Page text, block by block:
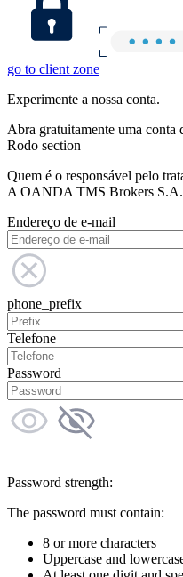
go to client zone
Experimente a nossa conta.
Abra gratuitamente uma conta
Rodo section
Quem é o responsável pelo
A OANDA TMS Brokers S.A.
Endereço de e-mail
phone_prefix
Telefone
Password
Password strength:
The password must contain:
8 or more characters
Uppercase and